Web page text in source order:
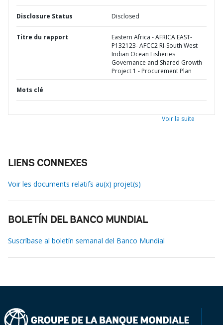
Disclosure Status Disclosed
Titre du rapport
Eastern Africa - AFRICA EAST-
P132123- AFCC2 RI-South West
Indian Ocean Fisheries
Governance and Shared Growth
Project 1 - Procurement Plan
Mots clé
Voir la suite
LIENS CONNEXES
Voir les documents relatifs au(x) projet(s)
BOLETÍN DEL BANCO MUNDIAL
Suscríbase al boletín semanal del Banco Mundial